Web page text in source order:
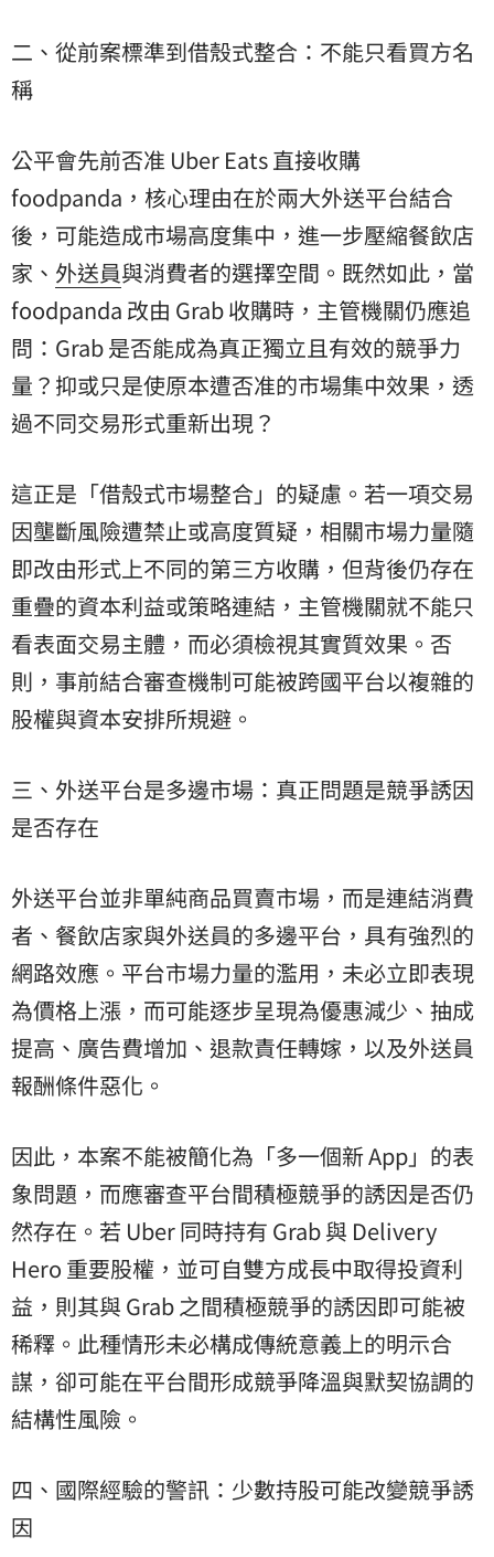
二、從前案標準到借殼式整合：不能只看買方名
稱
公平會先前否准 Uber Eats 直接收購
foodpanda，核心理由在於兩大外送平台結合
後，可能造成市場高度集中，進一步壓縮餐飲店
家、 外送員與消費者的選擇空間。既然如此，當
foodpanda 改由 Grab 收購時，主管機關仍應追
問：Grab 是否能成為真正獨立且有效的競爭力
量？抑或只是使原本遭否准的市場集中效果，透
過不同交易形式重新出現？
這正是「借殼式市場整合」的疑慮。若一項交易
因壟斷風險遭禁止或高度質疑，相關市場力量隨
即改由形式上不同的第三方收購，但背後仍存在
重疊的資本利益或策略連結，主管機關就不能只
看表面交易主體，而必須檢視其實質效果。否
則，事前結合審查機制可能被跨國平台以複雜的
股權與資本安排所規避。
三、外送平台是多邊市場：真正問題是競爭誘因
是否存在
外送平台並非單純商品買賣市場，而是連結消費
者、餐飲店家與外送員的多邊平台，具有強烈的
網路效應。平台市場力量的濫用，未必立即表現
為價格上漲，而可能逐步呈現為優惠減少、抽成
提高、廣告費增加、退款責任轉嫁，以及外送員
報酬條件惡化。
因此，本案不能被簡化為「多一個新 App」的表
象問題，而應審查平台間積極競爭的誘因是否仍
然存在。若 Uber 同時持有 Grab 與 Delivery
Hero 重要股權，並可自雙方成長中取得投資利
益，則其與 Grab 之間積極競爭的誘因即可能被
稀釋。此種情形未必構成傳統意義上的明示合
謀，卻可能在平台間形成競爭降溫與默契協調的
結構性風險。
四、國際經驗的警訊：少數持股可能改變競爭誘
因